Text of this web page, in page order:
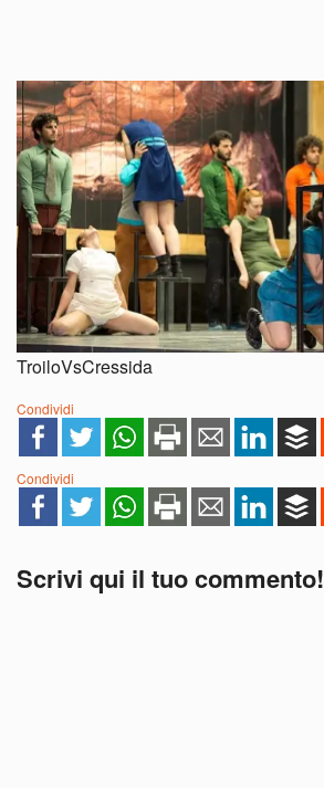
TroiloVsCressida
Condividi
Condividi
Scrivi qui il tuo commento!